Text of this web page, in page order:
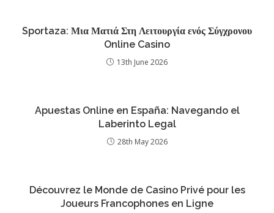
Sportaza: Μια Ματιά Στη Λειτουργία ενός Σύγχρονου
Online Casino
13th June 2026
Apuestas Online en España: Navegando el
Laberinto Legal
28th May 2026
Découvrez le Monde de Casino Privé pour les
Joueurs Francophones en Ligne